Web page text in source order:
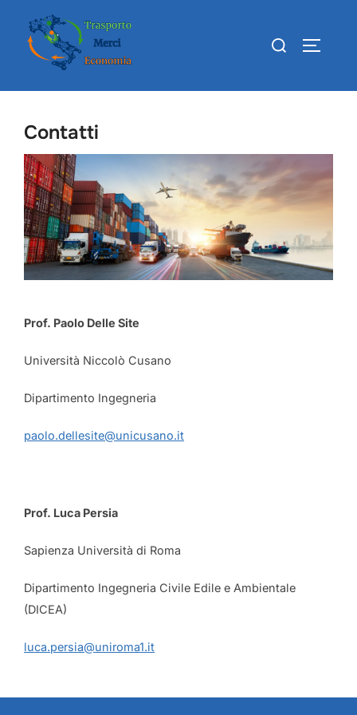
content
Search
Contatti
Prof. Paolo Delle Site
Università Niccolò Cusano
Dipartimento Ingegneria
paolo.dellesite@unicusano.it
Prof. Luca Persia
Sapienza Università di Roma
Dipartimento Ingegneria Civile Edile e Ambientale
(DICEA)
luca.persia@uniroma1.it